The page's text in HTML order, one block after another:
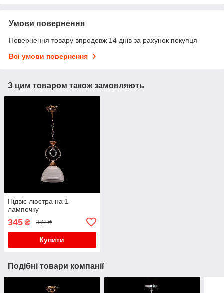
Умови повернення
Повернення товару впродовж 14 днів за рахунок покупця
Всі умови повернення
З цим товаром також замовляють
Підвіс люстра на 1
лампочку
345 ₴ 371 ₴
Купити
Подібні товари компанії